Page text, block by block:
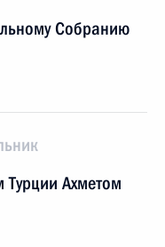
Собранию
Турции Ахметом